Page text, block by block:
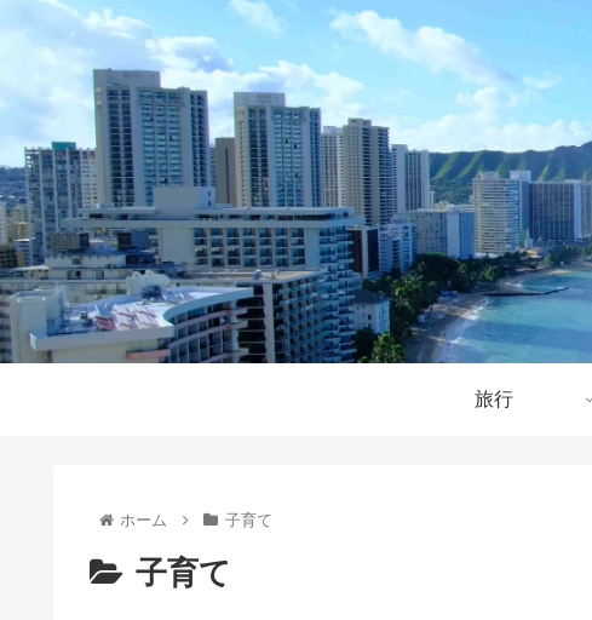
旅行
ホーム 子育て
子育て